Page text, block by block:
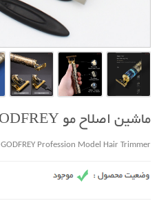
ماشین اصلاح مو GODFREY مدل Profession
GODFREY Profession Model Hair Trimmer